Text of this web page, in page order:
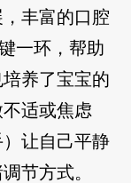
丰富的口腔
一环，帮助
养了宝宝的
适或焦虑
让自己平静
节方式。